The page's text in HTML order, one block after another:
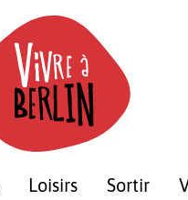
Loisirs Sortir